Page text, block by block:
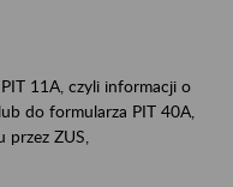
11A, czyli informacji o
do formularza PIT 40A,
ZUS,